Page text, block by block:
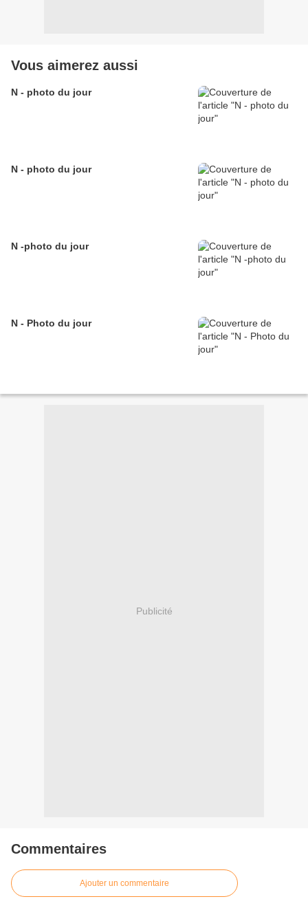
Vous aimerez aussi
N - photo du jour
N - photo du jour
N -photo du jour
N - Photo du jour
Publicité
Commentaires
Ajouter un commentaire